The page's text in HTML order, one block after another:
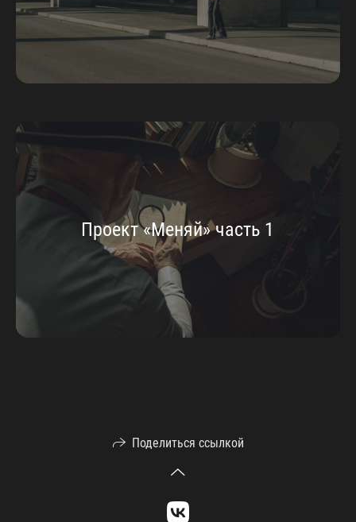
Проект «Меняй» часть 1
Поделиться ссылкой